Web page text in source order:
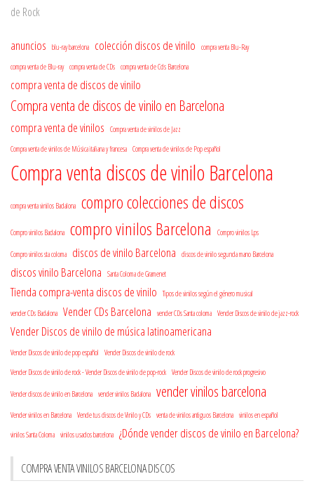
de Rock
anuncios blu-ray barcelona colección discos de vinilo
compra venta Blu-Ray
compra venta de Blu-ray compra venta de CDs compra venta de Cds Barcelona
compra venta de discos de vinilo
Compra venta de discos de vinilo en Barcelona
compra venta de vinilos
Compra venta de vinilos de Jazz
Compra venta de vinilos de Música italiana y francesa Compra venta de vinilos de Pop español
Compra venta discos de vinilo Barcelona
compra venta vinilos Badalona compro colecciones de discos
Compro vinilos Badalona compro vinilos Barcelona Compro vinilos Lps
Compro vinilos sta coloma discos de vinilo Barcelona discos de vinilo segunda mano Barcelona
discos vinilo Barcelona Santa Coloma de Gramenet
Tienda compra-venta discos de vinilo
Tipos de vinilos según el género musical
vender CDs Badalona Vender CDs Barcelona vender CDs Santa coloma Vender Discos de vinilo de jazz-rock
Vender Discos de vinilo de música latinoamericana
Vender Discos de vinilo de pop español
Vender Discos de vinilo de rock
Vender Discos de vinilo de rock - Vender Discos de vinilo de pop-rock Vender Discos de vinilo de rock progresivo
Vender discos de vinilo en Barcelona vender vinilos Badalona vender vinilos barcelona
Vender vinilos en Barcelona Vende tus discos de Vinilo y CDs venta de vinilos antiguos Barcelona vinilos en español
vinilos Santa Coloma vinilos usados barcelona ¿Dónde vender discos de vinilo en Barcelona?
COMPRA VENTA VINILOS BARCELONA DISCOS